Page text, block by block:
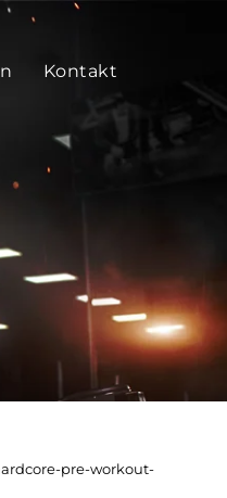
Kontakt
pre-workout-